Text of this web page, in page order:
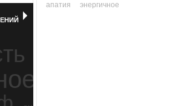
апатия
энергичное